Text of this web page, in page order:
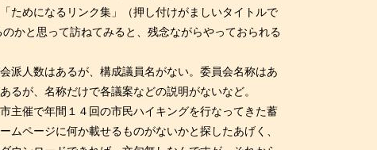
ためになるリンク集」（押し付けがましいタイトルで
かと思って訪ねてみると、残念ながらやっておられる
派人数はあるが、構成議員名がない。委員会名称はあ
が、名称だけで各議案などの説明がないなど。
主催で年間１４回の市民ハイキングを行なってきた蓄
ページに何か載せるものがないかと探したあげく、